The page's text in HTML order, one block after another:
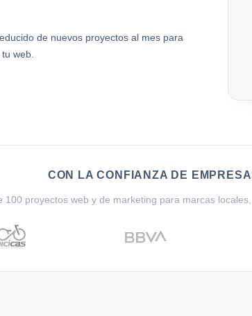
de nuevos proyectos al mes para
web.
CON LA CONFIANZA DE
100 proyectos web y de marketing para marcas